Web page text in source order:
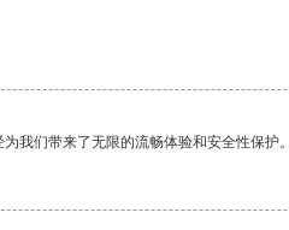
我们带来了无限的流畅体验和安全性保护